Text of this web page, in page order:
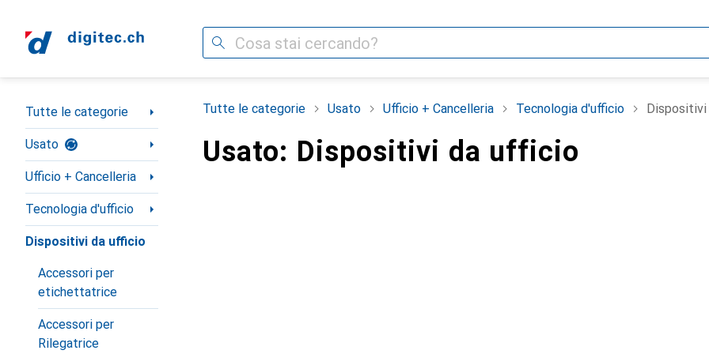
Cerca
Categoria Navigazione
Tutte le categorie
Usato
Ufficio + Cancelleria
Tecnologia d'ufficio
Dispositivi da ufficio
Accessori per
etichettatrice
Accessori per
Rilegatrice
Tutte le categorie Usato Ufficio + Cancelleria Tecnologia d'ufficio Dispositivi
Usato: Dispositivi da ufficio